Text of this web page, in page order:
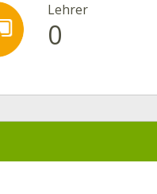
Lehrer
0